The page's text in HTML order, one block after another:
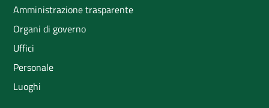
Amministrazione trasparente
Organi di governo
Uffici
Personale
Luoghi